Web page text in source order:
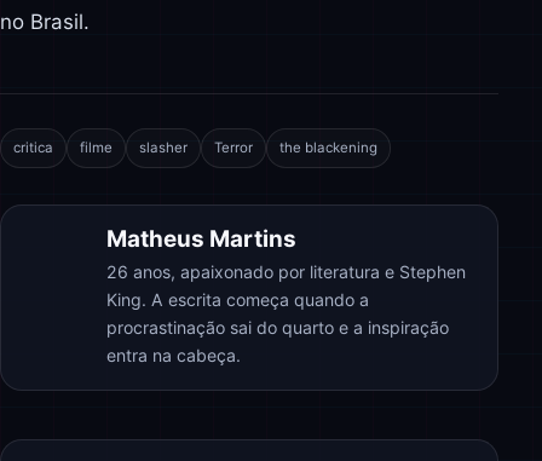
no Brasil.
critica filme slasher Terror the blackening
Matheus Martins
26 anos, apaixonado por literatura e Stephen
King. A escrita começa quando a
procrastinação sai do quarto e a inspiração
entra na cabeça.